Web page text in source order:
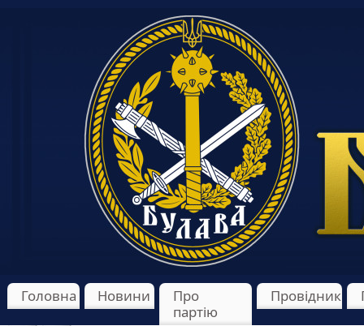
Головна Новини
Про
партію
Провідник